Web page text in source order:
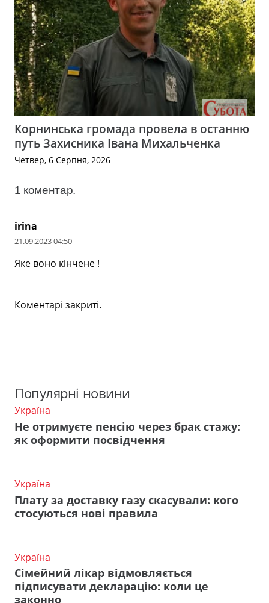
Корнинська громада провела в останню
путь Захисника Івана Михальченка
Четвер, 6 Серпня, 2026
1 коментар.
irina
21.09.2023 04:50
Яке воно кінчене !
Коментарі закриті.
Популярні новини
Україна
Не отримуєте пенсію через брак стажу:
як оформити посвідчення
Україна
Плату за доставку газу скасували: кого
стосуються нові правила
Україна
Сімейний лікар відмовляється
підписувати декларацію: коли це
законно